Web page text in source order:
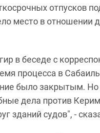
отпусков
место в отношении
в беседе с
процесса в
было закрытым.
дела против
зданий судов", -